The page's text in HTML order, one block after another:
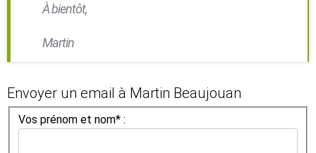
À bientôt,
Martin
Envoyer un email à Martin Beaujouan
Vos prénom et nom* :